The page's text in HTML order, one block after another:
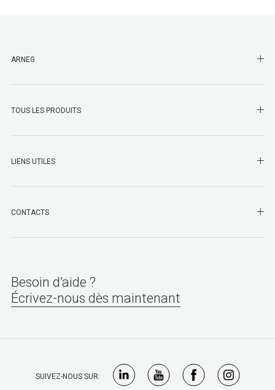
ARNEG
TOUS LES PRODUITS
LIENS UTILES
CONTACTS
Besoin d’aide ?
Écrivez-nous dès maintenant
SUIVEZ-NOUS SUR: